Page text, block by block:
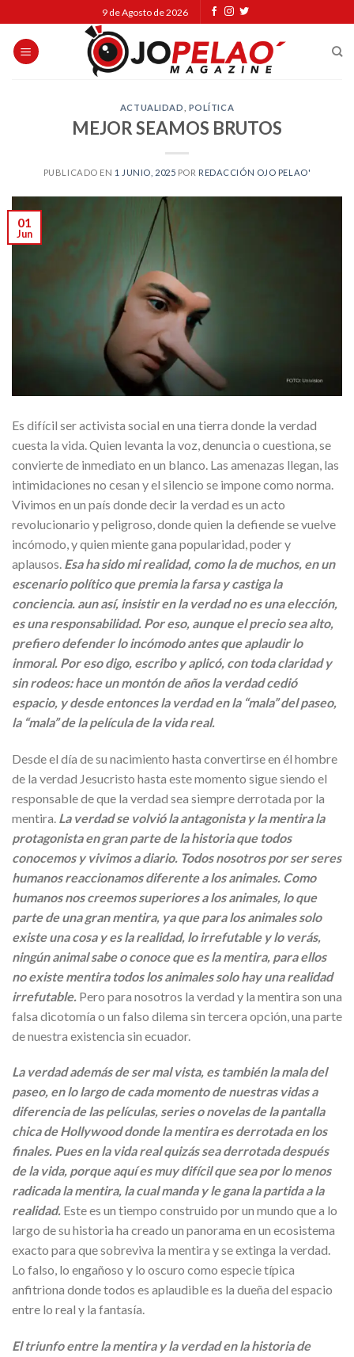
to
content
9 de Agosto de 2026
ACTUALIDAD POLÍTICA
MEJOR SEAMOS BRUTOS
PUBLICADO EN 1 JUNIO, 2025 POR REDACCIÓN OJO PELAO'
01
Jun
Es difícil ser activista social en una tierra donde la verdad
cuesta la vida. Quien levanta la voz, denuncia o cuestiona, se
convierte de inmediato en un blanco. Las amenazas llegan, las
intimidaciones no cesan y el silencio se impone como norma.
Vivimos en un país donde decir la verdad es un acto
revolucionario y peligroso, donde quien la defiende se vuelve
incómodo, y quien miente gana popularidad, poder y
aplausos. Esa ha sido mi realidad, como la de muchos, en un
escenario político que premia la farsa y castiga la
conciencia. aun así, insistir en la verdad no es una elección,
es una responsabilidad. Por eso, aunque el precio sea alto,
prefiero defender lo incómodo antes que aplaudir lo
inmoral. Por eso digo, escribo y aplicó, con toda claridad y
sin rodeos: hace un montón de años la verdad cedió
espacio, y desde entonces la verdad en la “mala” del paseo,
la “mala” de la película de la vida real.
Desde el día de su nacimiento hasta convertirse en él hombre
de la verdad Jesucristo hasta este momento sigue siendo el
responsable de que la verdad sea siempre derrotada por la
mentira. La verdad se volvió la antagonista y la mentira la
protagonista en gran parte de la historia que todos
conocemos y vivimos a diario. Todos nosotros por ser seres
humanos reaccionamos diferente a los animales. Como
humanos nos creemos superiores a los animales, lo que
parte de una gran mentira, ya que para los animales solo
existe una cosa y es la realidad, lo irrefutable y lo verás,
ningún animal sabe o conoce que es la mentira, para ellos
no existe mentira todos los animales solo hay una realidad
irrefutable. Pero para nosotros la verdad y la mentira son una
falsa dicotomía o un falso dilema sin tercera opción, una parte
de nuestra existencia sin ecuador.
La verdad además de ser mal vista, es también la mala del
paseo, en lo largo de cada momento de nuestras vidas a
diferencia de las películas, series o novelas de la pantalla
chica de Hollywood donde la mentira es derrotada en los
finales. Pues en la vida real quizás sea derrotada después
de la vida, porque aquí es muy difícil que sea por lo menos
radicada la mentira, la cual manda y le gana la partida a la
realidad. Este es un tiempo construido por un mundo que a lo
largo de su historia ha creado un panorama en un ecosistema
exacto para que sobreviva la mentira y se extinga la verdad.
Lo falso, lo engañoso y lo oscuro como especie típica
anfitriona donde todos es aplaudible es la dueña del espacio
entre lo real y la fantasía.
El triunfo entre la mentira y la verdad en la historia de